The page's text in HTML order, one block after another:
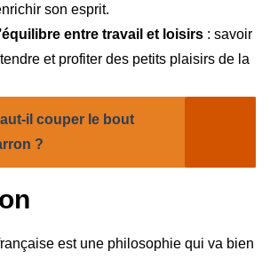
son esprit.
entre travail et loisirs : savoir
et profiter des petits plaisirs de la
il couper le bout
?
est une philosophie qui va bien